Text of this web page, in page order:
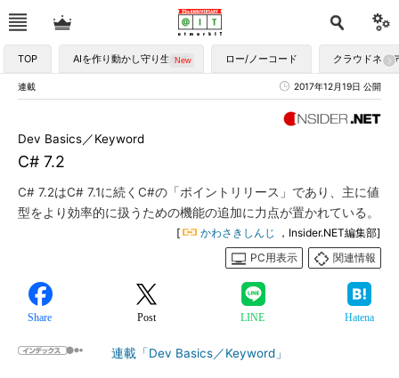
TOP AIを作り動かし守り生かす ロー/ノーコード クラウドネイ
連載 2017年12月19日 公開
C# 7.2
Dev Basics／Keyword
C# 7.2はC# 7.1に続くC#の「ポイントリリース」であり、主に値
型をより効率的に扱うための機能の追加に力点が置かれている。
[ かわさきしんじ
，Insider.NET編集部]
PC用表示
関連情報
Share Post LINE Hatena
連載「Dev Basics／Keyword」